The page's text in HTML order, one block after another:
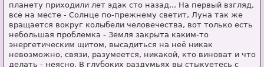
планету приходили лет эдак сто назад... На первый взгляд,
всё на месте - Солнце по-прежнему светит, Луна так же
вращается вокруг колыбели человечества, вот только есть
небольшая проблемка - Земля закрыта каким-то
энергетическим щитом, высадиться на неё никак
невозможно, связи, разумеется, никакой, кто виноват и что
делать - неясно. В глубоких раздумьях вы стыкуетесь с